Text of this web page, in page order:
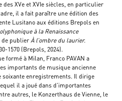
XVe et XVIe siècles, en particulier
il a fait paraître une édition des
Lusitano aux éditions Brepols en
à la Renaissance
de publier À l’ombre du laurier.
1570 (Brepols, 2024).
formé à Milan, Franco PAVAN a
importants de musique ancienne
soixante enregistrements. Il dirige
il a joué dans d’importantes
autres, le Konzerthaus de Vienne, le